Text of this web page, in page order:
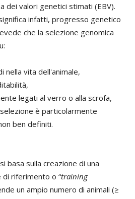
dei valori genetici stimati (EBV).
infatti, progresso genetico
che la selezione genomica
nella vita dell'animale,
legati al verro o alla scrofa,
è particolarmente
ben definiti.
basa sulla creazione di una
riferimento o “training
un ampio numero di animali (≥